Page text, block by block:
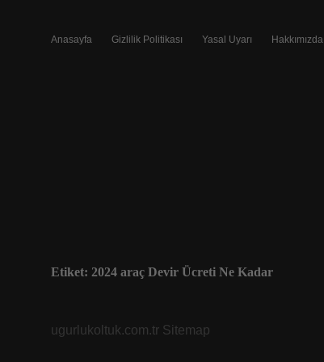
Anasayfa Gizlilik Politikası Yasal Uyarı Hakkımızda
Etiket: 2024 araç Devir Ücreti Ne Kadar
ugurlukoltuk.com.tr Sitemap